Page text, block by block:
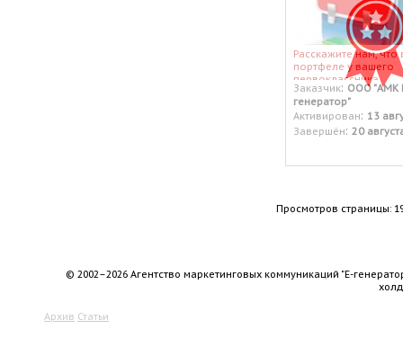
Расскажите нам, что
портфеле у вашего
первоклассника
Заказчик: ООО "АМК
генератор"
Активирован: 13
Завершён: 20
Просмотров страницы:
© 2002–2026 Агентство маркетинговых коммуникаций "Е-
Архив Статьи